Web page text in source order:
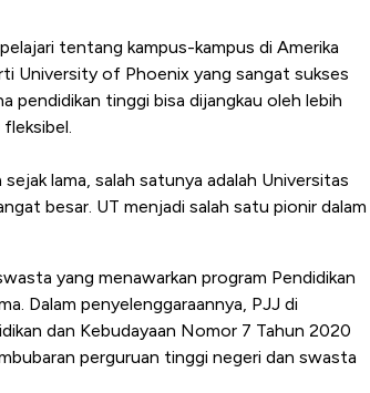
tentang kampus-kampus di Amerika
University of Phoenix yang sangat sukses
pendidikan tinggi bisa dijangkau oleh lebih
sejak lama, salah satunya adalah Universitas
besar. UT menjadi salah satu pionir dalam
yang menawarkan program Pendidikan
Dalam penyelenggaraannya, PJJ di
dan Kebudayaan Nomor 7 Tahun 2020
perguruan tinggi negeri dan swasta